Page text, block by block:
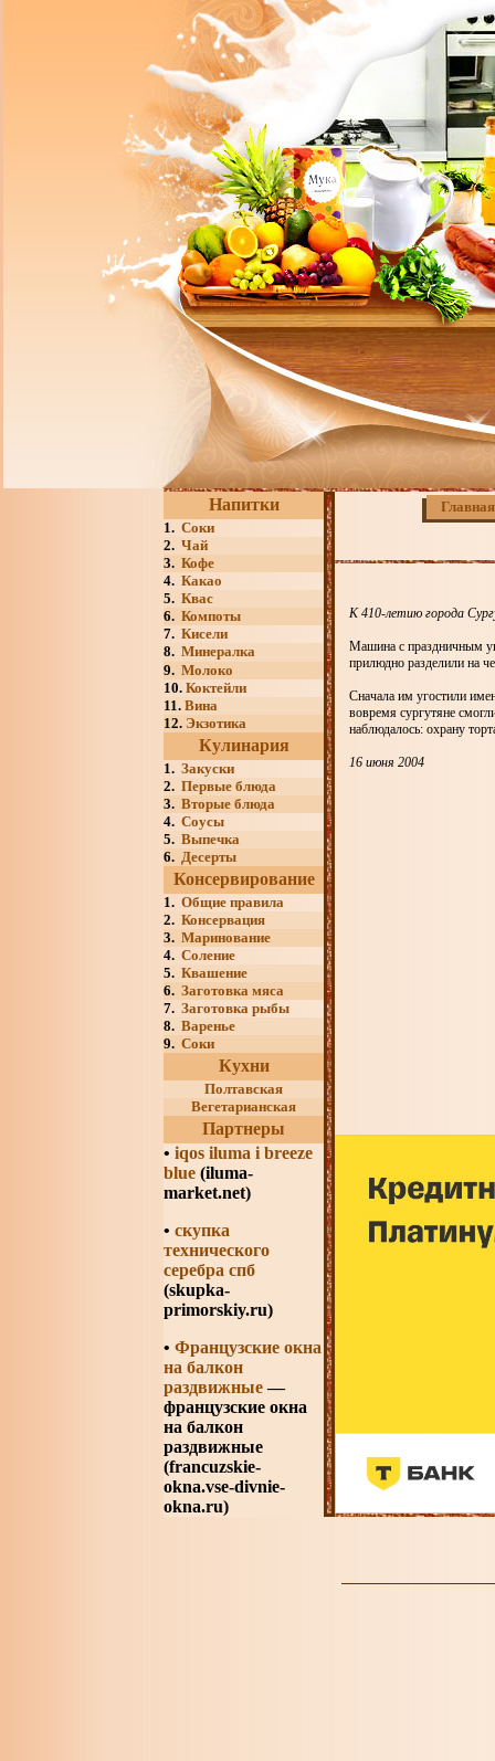
Напитки
1. Соки
2. Чай
3. Кофе
4. Какао
5. Квас
6. Компоты
7. Кисели
8. Минералка
9. Молоко
10. Коктейли
11. Вина
12. Экзотика
Кулинария
1. Закуски
2. Первые блюда
3. Вторые блюда
4. Соусы
5. Выпечка
6. Десерты
Консервирование
1. Общие правила
2. Консервация
3. Маринование
4. Соление
5. Квашение
6. Заготовка мяса
7. Заготовка рыбы
8. Варенье
9. Соки
Кухни
Полтавская
Вегетарианская
Партнеры
• iqos iluma i breeze
blue (iluma-
market.net)
• скупка
технического
серебра спб
(skupka-
primorskiy.ru)
• Французские окна
на балкон
раздвижные—
французские окна
на балкон
раздвижные
(francuzskie-
okna.vse-divnie-
okna.ru)
Главная
К 410-летию города
Машина с праздничным
прилюдно разделили на
Сначала им угостили
вовремя сургутяне
наблюдалось: охрану
16 июня 2004